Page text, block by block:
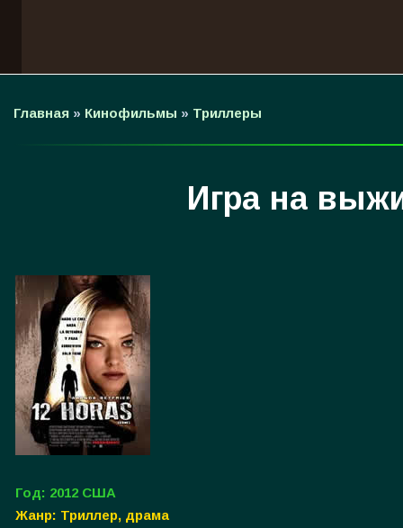
Главная » Кинофильмы » Триллеры
Игра на
Год: 2012 США
Жанр: Триллер, драма